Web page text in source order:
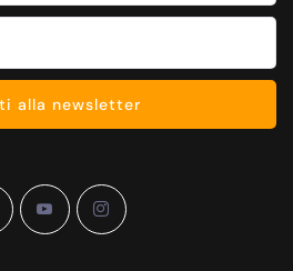
alla newsletter